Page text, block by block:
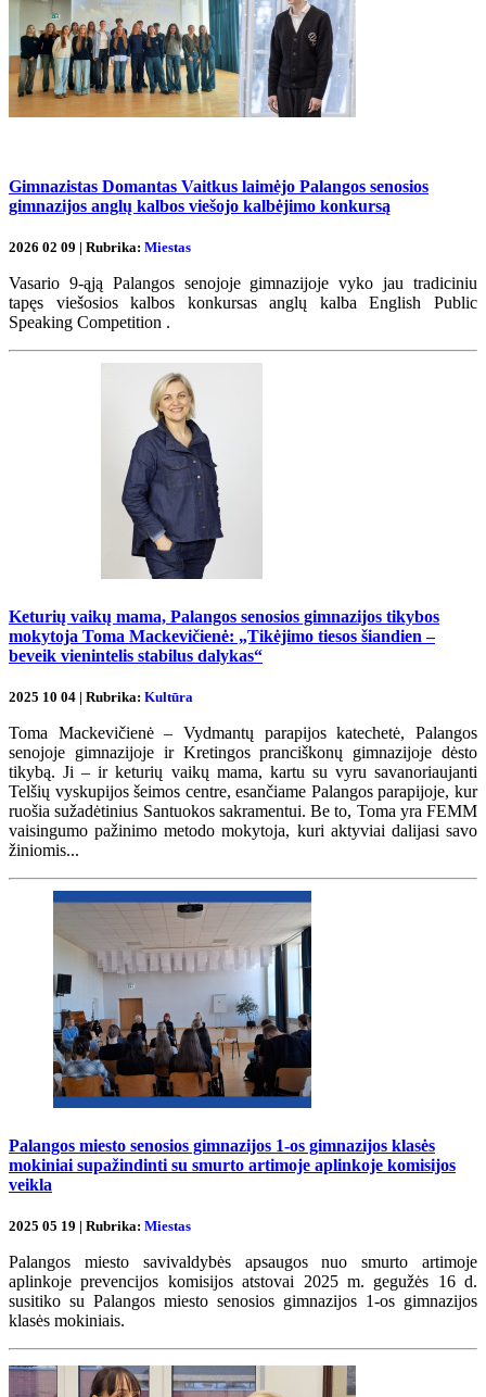
Gimnazistas Domantas Vaitkus laimėjo Palangos senosios
gimnazijos anglų kalbos viešojo kalbėjimo konkursą
2026 02 09 | Rubrika: Miestas
Vasario 9-ąją Palangos senojoje gimnazijoje vyko jau tradiciniu
tapęs viešosios kalbos konkursas anglų kalba English Public
Speaking Competition .
Keturių vaikų mama, Palangos senosios gimnazijos tikybos
mokytoja Toma Mackevičienė: „Tikėjimo tiesos šiandien –
beveik vienintelis stabilus dalykas“
2025 10 04 | Rubrika: Kultūra
Toma Mackevičienė – Vydmantų parapijos katechetė, Palangos
senojoje gimnazijoje ir Kretingos pranciškonų gimnazijoje dėsto
tikybą. Ji – ir keturių vaikų mama, kartu su vyru savanoriaujanti
Telšių vyskupijos šeimos centre, esančiame Palangos parapijoje, kur
ruošia sužadėtinius Santuokos sakramentui. Be to, Toma yra FEMM
vaisingumo pažinimo metodo mokytoja, kuri aktyviai dalijasi savo
žiniomis...
Palangos miesto senosios gimnazijos 1-os gimnazijos klasės
mokiniai supažindinti su smurto artimoje aplinkoje komisijos
veikla
2025 05 19 | Rubrika: Miestas
Palangos miesto savivaldybės apsaugos nuo smurto artimoje
aplinkoje prevencijos komisijos atstovai 2025 m. gegužės 16 d.
susitiko su Palangos miesto senosios gimnazijos 1-os gimnazijos
klasės mokiniais.